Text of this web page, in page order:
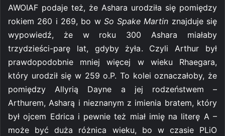
AWOIAF podaje też, że Ashara urodziła się pomiędzy
rokiem 260 i 269, bo w So Spake Martin znajduje się
wypowiedź, że w roku 300 Ashara miałaby
trzydzieści-parę lat, gdyby żyła. Czyli Arthur był
prawdopodobnie mniej więcej w wieku Rhaegara,
który urodził się w 259 o.P. To kolei oznaczałoby, że
pomiędzy Allyrią Dayne a jej rodzeństwem –
Arthurem, Asharą i nieznanym z imienia bratem, który
był ojcem Edrica i pewnie też miał imię na literę A –
może być duża różnica wieku, bo w czasie PLiO